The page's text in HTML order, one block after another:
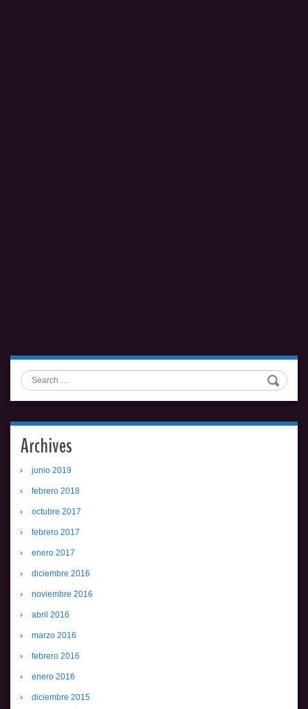
Search
Archives
junio 2019
febrero 2018
octubre 2017
febrero 2017
enero 2017
diciembre 2016
noviembre 2016
abril 2016
marzo 2016
febrero 2016
enero 2016
diciembre 2015